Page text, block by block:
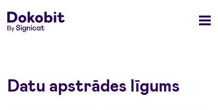
Datu apstrādes līgums